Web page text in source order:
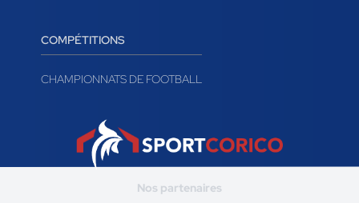
COMPÉTITIONS
CHAMPIONNATS DE FOOTBALL
Nos partenaires